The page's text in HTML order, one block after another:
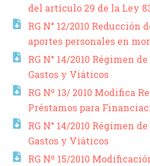
del artículo 29 de la Ley
RG N° 12/2010 Reducción
aportes personales en
RG N° 14/2010 Régimen
Gastos y Viáticos
RG Nº 13/ 2010 Modifica
Préstamos para
RG N° 14/2010 Régimen
Gastos y Viáticos
RG Nº 15/2010